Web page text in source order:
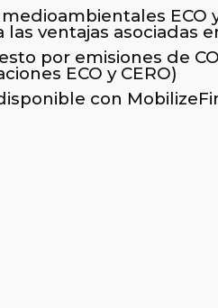
ECO
las ventajas asociadas
por emisiones de
ECO y CERO)
con